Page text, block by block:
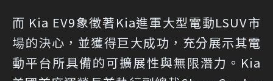
而 Kia EV9象徵著Kia進軍大型電動LSUV市
場的決心，並獲得巨大成功，充分展示其電
動平台所具備的可擴展性與無限潛力。Kia